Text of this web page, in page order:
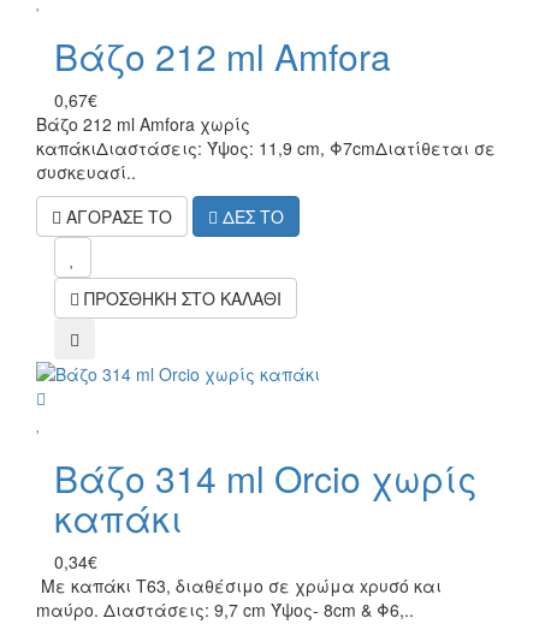
Βάζο 212 ml Amfora
0,67€
Βάζο 212 ml Amfora χωρίς
καπάκιΔιαστάσεις: Ύψος: 11,9 cm, Φ7cmΔιατίθεται σε
συσκευασί..
ΑΓΟΡΑΣΕ ΤΟ
ΔΕΣ ΤΟ
ΠΡΟΣΘΗΚΗ ΣΤΟ ΚΑΛΑΘΙ
compare
Βάζο 314 ml Orcio χωρίς
καπάκι
0,34€
Με καπάκι Τ63, διαθέσιμο σε χρώμα xρυσό και
mαύρο. Διαστάσεις: 9,7 cm Ύψος- 8cm & Φ6,..